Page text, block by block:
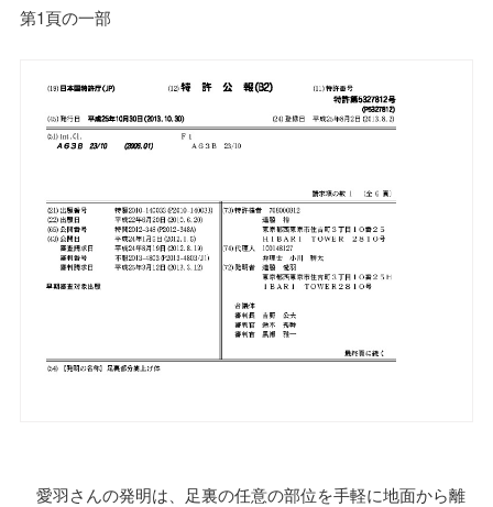
第1頁の一部
愛羽さんの発明は、足裏の任意の部位を手軽に地面から離